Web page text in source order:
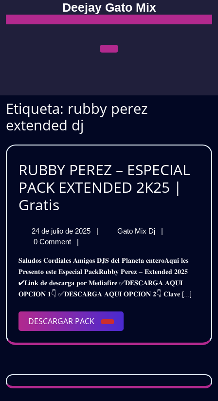
content
Deejay Gato Mix
Etiqueta: rubby perez
extended dj
RUBBY PEREZ – ESPECIAL
PACK EXTENDED 2K25 |
Gratis
–
ESPECIAL
PACK
EXTENDED
2K25
|
Gratis
24 de julio de 2025
24
de
2025
| Gato Mix Dj
RUBBY
ESPECIAL
PACK
EXTENDED
2K25
|
0 Comment
|
𝐒𝐚𝐥𝐮𝐝𝐨𝐬 𝐂𝐨𝐫𝐝𝐢𝐚𝐥𝐞𝐬 𝐀𝐦𝐢𝐠𝐨𝐬 𝐃𝐉𝐒 𝐝𝐞𝐥 𝐏𝐥𝐚𝐧𝐞𝐭𝐚 𝐞𝐧𝐭𝐞𝐫𝐨𝐀𝐪𝐮𝐢 𝐥𝐞𝐬
𝐏𝐫𝐞𝐬𝐞𝐧𝐭𝐨 𝐞𝐬𝐭𝐞 𝐄𝐬𝐩𝐞𝐜𝐢𝐚𝐥 𝐏𝐚𝐜𝐤𝐑𝐮𝐛𝐛𝐲 𝐏𝐞𝐫𝐞𝐳 – 𝐄𝐱𝐭𝐞𝐧𝐝𝐞𝐝 𝟐𝟎𝟐𝟓
✔𝐋𝐢𝐧𝐤 𝐝𝐞 𝐝𝐞𝐬𝐜𝐚𝐫𝐠𝐚 𝐩𝐨𝐫 𝐌𝐞𝐝𝐢𝐚𝐟𝐢𝐫𝐞 ✅𝐃𝐄𝐒𝐂𝐀𝐑𝐆𝐀 𝐀𝐐𝐔𝐈
𝐎𝐏𝐂𝐈𝐎𝐍 𝟏👇 ✅𝐃𝐄𝐒𝐂𝐀𝐑𝐆𝐀 𝐀𝐐𝐔𝐈 𝐎𝐏𝐂𝐈𝐎𝐍 𝟐👇 𝐂𝐥𝐚𝐯𝐞 [...]
DESCARGAR PACK
DESCARGAR
PACK